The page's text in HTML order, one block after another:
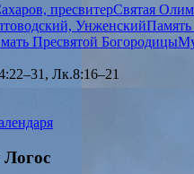
пресвитерСвятая
УнженскийПамять
Пресвятой Богородицы
Лк.8:16–21
Логос